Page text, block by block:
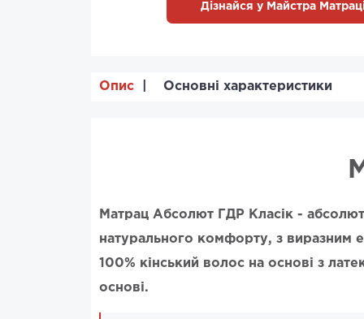
Дізнайся у Майстра
Опис Основні характеристики
Матрац Абсолют ГДР Класік -
натурального комфорту, з виразним
100% кінський волос на основі з
основі.